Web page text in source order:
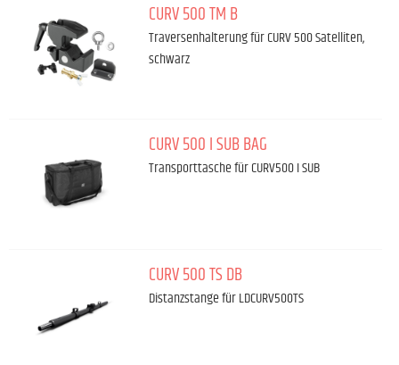
CURV 500 TM B
Traversenhalterung für CURV 500 Satelliten,
schwarz
CURV 500 I SUB BAG
Transporttasche für CURV500 I SUB
CURV 500 TS DB
Distanzstange für LDCURV500TS